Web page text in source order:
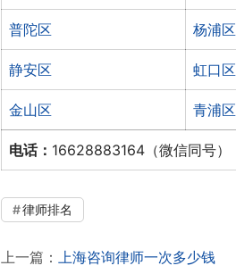
普陀区 杨浦区
静安区 虹口区
金山区 青浦区
电话： 16628883164（微信同号）
律师排名
上一篇： 上海咨询律师一次多少钱